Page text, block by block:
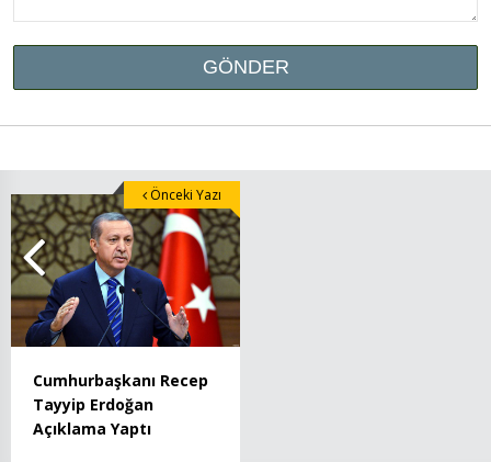
Cumhurbaşkanı Recep
Tayyip Erdoğan
Açıklama Yaptı
Önceki Yazı